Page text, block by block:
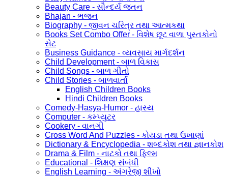
Beauty Care - સૌન્દર્ય જતન
Bhajan - ભજન
Biography - જીવન ચરિત્ર તથા આત્મકથા
Books Set Combo Offer - વિશેષ છૂટ વાળા પુસ્તકોનો
સેટ
Business Guidance - વ્યવસાય માર્ગદર્શન
Child Development - બાળ વિકાસ
Child Songs - બાળ ગીતો
Child Stories - બાળવાર્તા
English Children Books
Hindi Children Books
Comedy-Hasya-Humor - હાસ્ય
Computer - કમ્પ્યુટર
Cookery - વાનગી
Cross Word And Puzzles - કોયડા તથા ઉખાણાં
Dictionary & Encyclopedia - શબ્દકોશ તથા જ્ઞાનકોશ
Drama & Film - નાટકો તથા ફિલ્મ
Educational - શિક્ષણ સંબંધી
English Learning - અંગ્રેજી શીખો